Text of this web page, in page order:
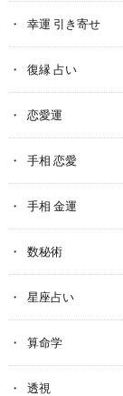
幸運 引き寄せ
復縁 占い
恋愛運
手相 恋愛
手相 金運
数秘術
星座占い
算命学
透視